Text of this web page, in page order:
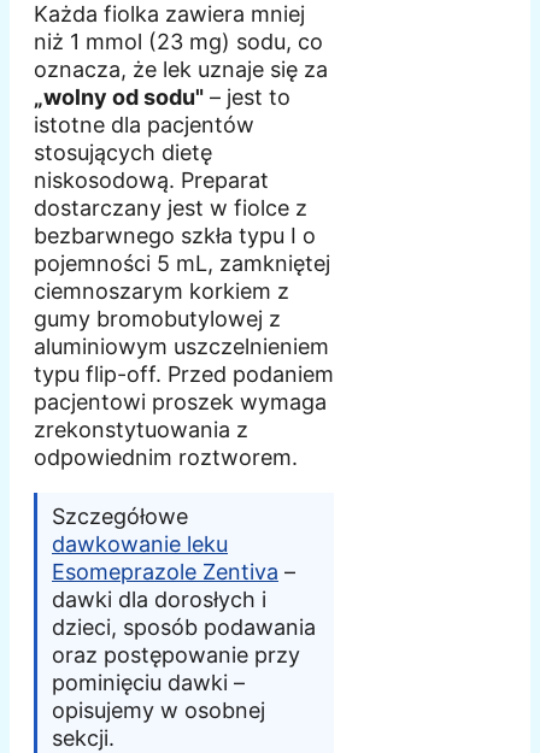
Każda fiolka zawiera mniej
niż 1 mmol (23 mg) sodu, co
oznacza, że lek uznaje się za
„wolny od sodu" – jest to
istotne dla pacjentów
stosujących dietę
niskosodową. Preparat
dostarczany jest w fiolce z
bezbarwnego szkła typu I o
pojemności 5 mL, zamkniętej
ciemnoszarym korkiem z
gumy bromobutylowej z
aluminiowym uszczelnieniem
typu flip-off. Przed podaniem
pacjentowi proszek wymaga
zrekonstytuowania z
odpowiednim roztworem.
Szczegółowe
dawkowanie leku
Esomeprazole Zentiva –
dawki dla dorosłych i
dzieci, sposób podawania
oraz postępowanie przy
pominięciu dawki –
opisujemy w osobnej
sekcji.